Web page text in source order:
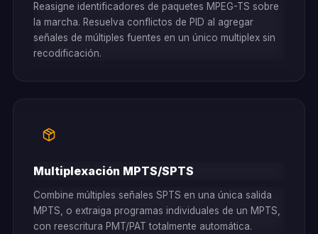
Reasigne identificadores de paquetes MPEG-TS sobre
la marcha. Resuelva conflictos de PID al agregar
señales de múltiples fuentes en un único multiplex sin
recodificación.
Multiplexación MPTS/SPTS
Combine múltiples señales SPTS en una única salida
MPTS, o extraiga programas individuales de un MPTS,
con reescritura PMT/PAT totalmente automática.